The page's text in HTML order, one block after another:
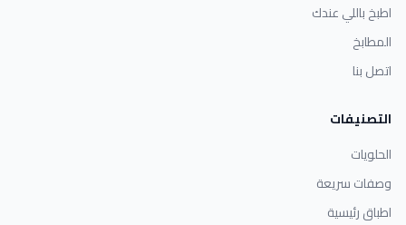
اطبخ باللي عندك
المطابخ
اتصل بنا
التصنيفات
الحلويات
وصفات سريعة
اطباق رئيسية